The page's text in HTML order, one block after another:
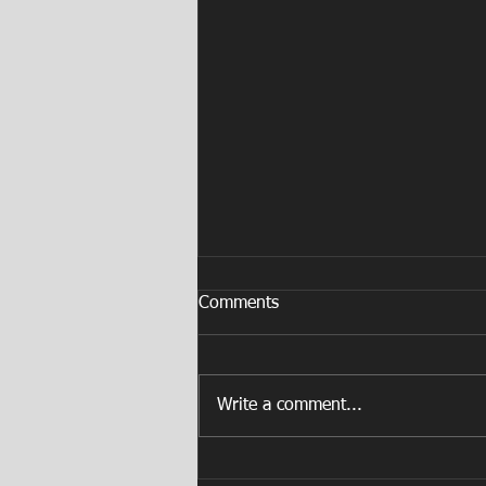
Comments
Write a comment...